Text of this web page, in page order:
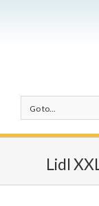
Go to...
Lidl